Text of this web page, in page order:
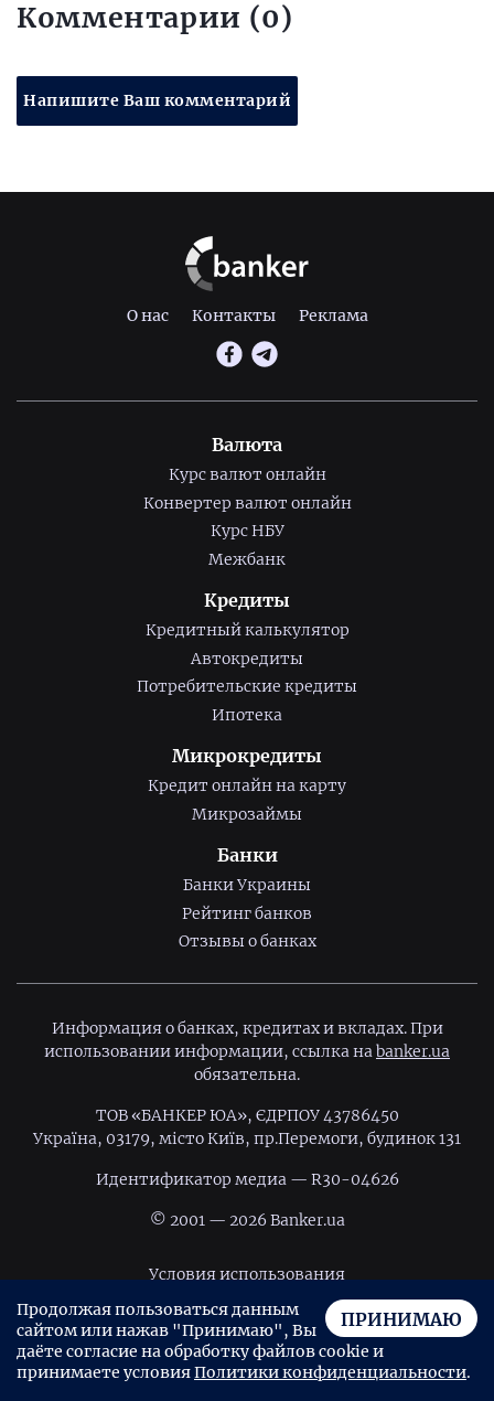
Комментарии (0)
Напишите Ваш комментарий
О нас Контакты Реклама
Валюта
Курс валют онлайн
Конвертер валют онлайн
Курс НБУ
Межбанк
Кредиты
Кредитный калькулятор
Автокредиты
Потребительские кредиты
Ипотека
Микрокредиты
Кредит онлайн на карту
Микрозаймы
Банки
Банки Украины
Рейтинг банков
Отзывы о банках
Информация о банках, кредитах и вкладах. При
использовании информации, ссылка наbanker.ua
обязательна.
ТОВ «БАНКЕР ЮА», ЄДРПОУ 43786450
Україна, 03179, місто Київ, пр.Перемоги, будинок 131
Идентификатор медиа — R30-04626
© 2001 — 2026 Banker.ua
Условия использования
Политика конфиденциальности
Пользовательское соглашение
ПРИНИМАЮ
Продолжая пользоваться данным
сайтом или нажав "Принимаю", Вы
даёте согласие на обработку файлов cookie и
принимаете условияПолитики конфиденциальности.